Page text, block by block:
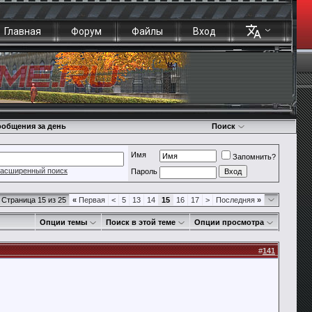
Главная Форум Файлы Вход
за день Поиск
поиск
Имя
Запомнить?
Пароль
Страница 15 из 25 « Первая < 5 13 14 15 16 17 > Последняя »
Опции темы Поиск в этой теме Опции просмотра
#141